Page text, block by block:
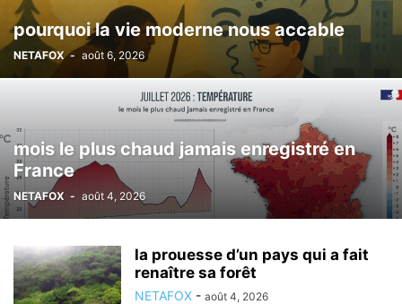
pourquoi la vie moderne nous accable
NETAFOX - août 6, 2026
mois le plus chaud jamais enregistré en
France
NETAFOX - août 4, 2026
la prouesse d’un pays qui a fait
renaître sa forêt
NETAFOX - août 4, 2026